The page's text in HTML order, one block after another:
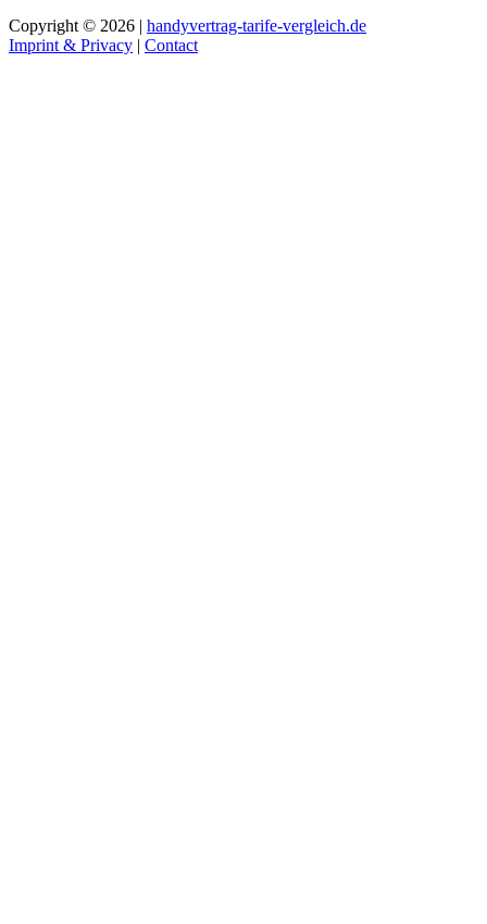
Copyright © 2026 | handyvertrag-tarife-vergleich.de
Imprint & Privacy | Contact